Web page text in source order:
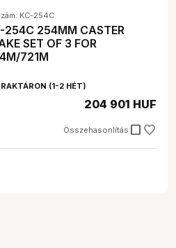
KC-254C
254C 254MM CASTER
SET OF 3 FOR
721M
RAKTÁRON (1-2 HÉT)
Összehasonlítás check_box_outline_blank
204 901 HUF